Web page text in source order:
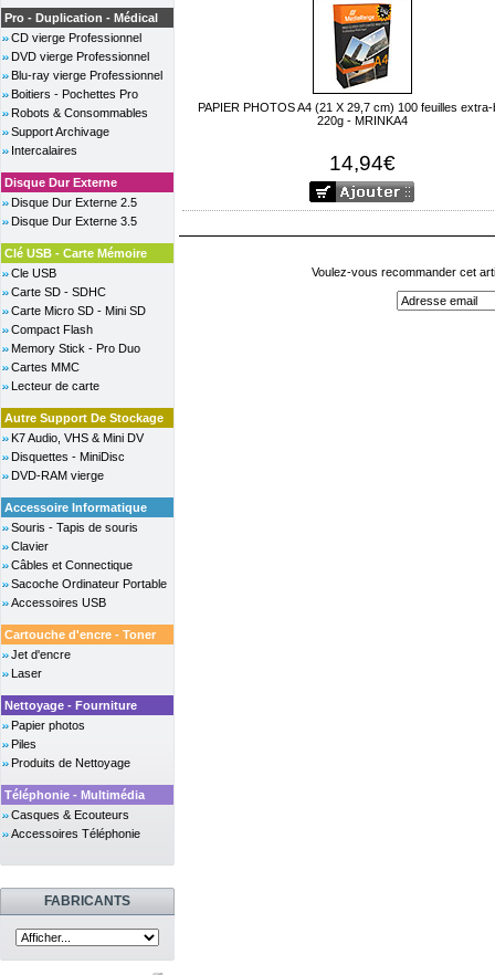
Pro - Duplication - Médical
CD vierge Professionnel
DVD vierge Professionnel
Blu-ray vierge Professionnel
Boitiers - Pochettes Pro
Robots & Consommables
Support Archivage
Intercalaires
Disque Dur Externe
Disque Dur Externe 2.5
Disque Dur Externe 3.5
Clé USB - Carte Mémoire
Cle USB
Carte SD - SDHC
Carte Micro SD - Mini SD
Compact Flash
Memory Stick - Pro Duo
Cartes MMC
Lecteur de carte
Autre Support De Stockage
K7 Audio, VHS & Mini DV
Disquettes - MiniDisc
DVD-RAM vierge
Accessoire Informatique
Souris - Tapis de souris
Clavier
Câbles et Connectique
Sacoche Ordinateur Portable
Accessoires USB
Cartouche d'encre - Toner
Jet d'encre
Laser
Nettoyage - Fourniture
Papier photos
Piles
Produits de Nettoyage
Téléphonie - Multimédia
Casques & Ecouteurs
Accessoires Téléphonie
FABRICANTS
PAPIER PHOTOS A4 (21 X 29,7 cm) 100 feuilles extra-
220g - MRINKA4
14,94€
Voulez-vous recommander cet